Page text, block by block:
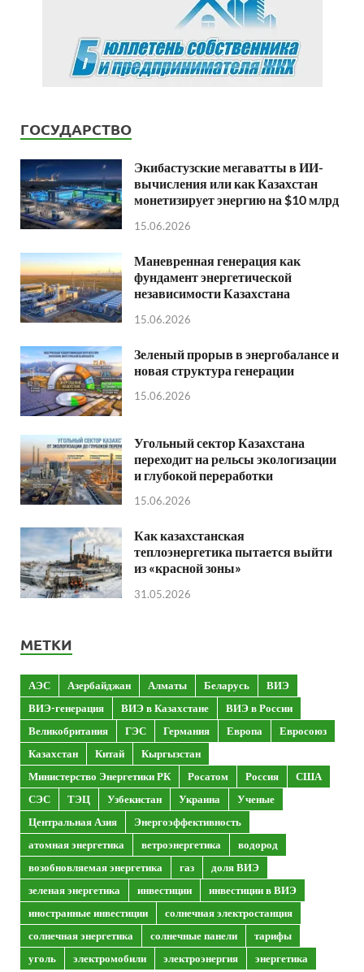
ГОСУДАРСТВО
Экибастузские мегаватты в ИИ-
вычисления или как Казахстан
монетизирует энергию на $10 млрд
15.06.2026
Маневренная генерация как
фундамент энергетической
независимости Казахстана
15.06.2026
Зеленый прорыв в энергобалансе и
новая структура генерации
15.06.2026
Угольный сектор Казахстана
переходит на рельсы экологизации
и глубокой переработки
15.06.2026
Как казахстанская
теплоэнергетика пытается выйти
из «красной зоны»
31.05.2026
МЕТКИ
АЭС Азербайджан Алматы Беларусь
ВИЭ
ВИЭ-генерация
ВИЭ в Казахстане
ВИЭ в России
Великобритания
ГЭС Германия Европа
Евросоюз
Казахстан
Китай
Кыргызстан
Министерство Энергетики РК
Росатом Россия
США
СЭС
ТЭЦ Узбекистан Украина
Ученые
Центральная Азия
Энергоэффективность
атомная энергетика
ветроэнергетика
водород
возобновляемая энергетика
газ
доля ВИЭ
зеленая энергетика
инвестиции
инвестиции в ВИЭ
иностранные инвестиции
солнечная электростанция
солнечная энергетика
солнечные панели
тарифы
уголь
электромобили электроэнергия энергетика